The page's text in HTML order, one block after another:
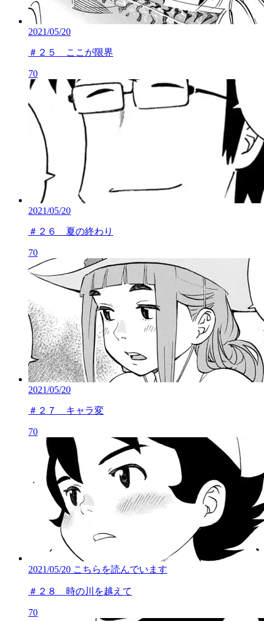
2021/05/20
＃２５ ここが限界
70
2021/05/20
＃２６ 夏の終わり
70
2021/05/20
＃２７ キャラ変
70
2021/05/20 こちらを読んでいます
＃２８ 時の川を越えて
70